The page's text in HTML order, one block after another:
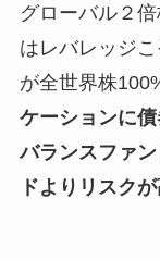
グローバル２
はレバレッジ
が全世界株
ケーションに
バランスファ
ドよりリスク